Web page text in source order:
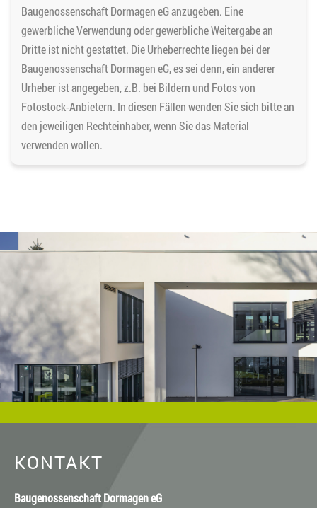
Baugenossenschaft Dormagen eG anzugeben. Eine
gewerbliche Verwendung oder gewerbliche Weitergabe an
Dritte ist nicht gestattet. Die Urheberrechte liegen bei der
Baugenossenschaft Dormagen eG, es sei denn, ein anderer
Urheber ist angegeben, z.B. bei Bildern und Fotos von
Fotostock-Anbietern. In diesen Fällen wenden Sie sich bitte an
den jeweiligen Rechteinhaber, wenn Sie das Material
verwenden wollen.
KONTAKT
Baugenossenschaft Dormagen eG